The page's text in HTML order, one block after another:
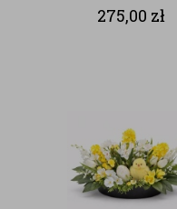
chryzantemami
275,00 zł